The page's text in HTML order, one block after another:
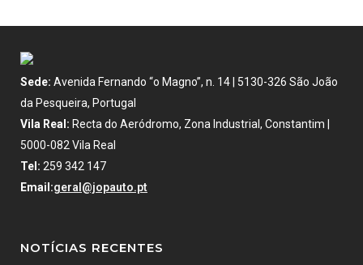
Sede: Avenida Fernando “o Magno”, n. 14 | 5130-326 São João
da Pesqueira, Portugal
Vila Real: Recta do Aeródromo, Zona Industrial, Constantim |
5000-082 Vila Real
Tel: 259 342 147
Email:geral@jopauto.pt
NOTÍCIAS RECENTES